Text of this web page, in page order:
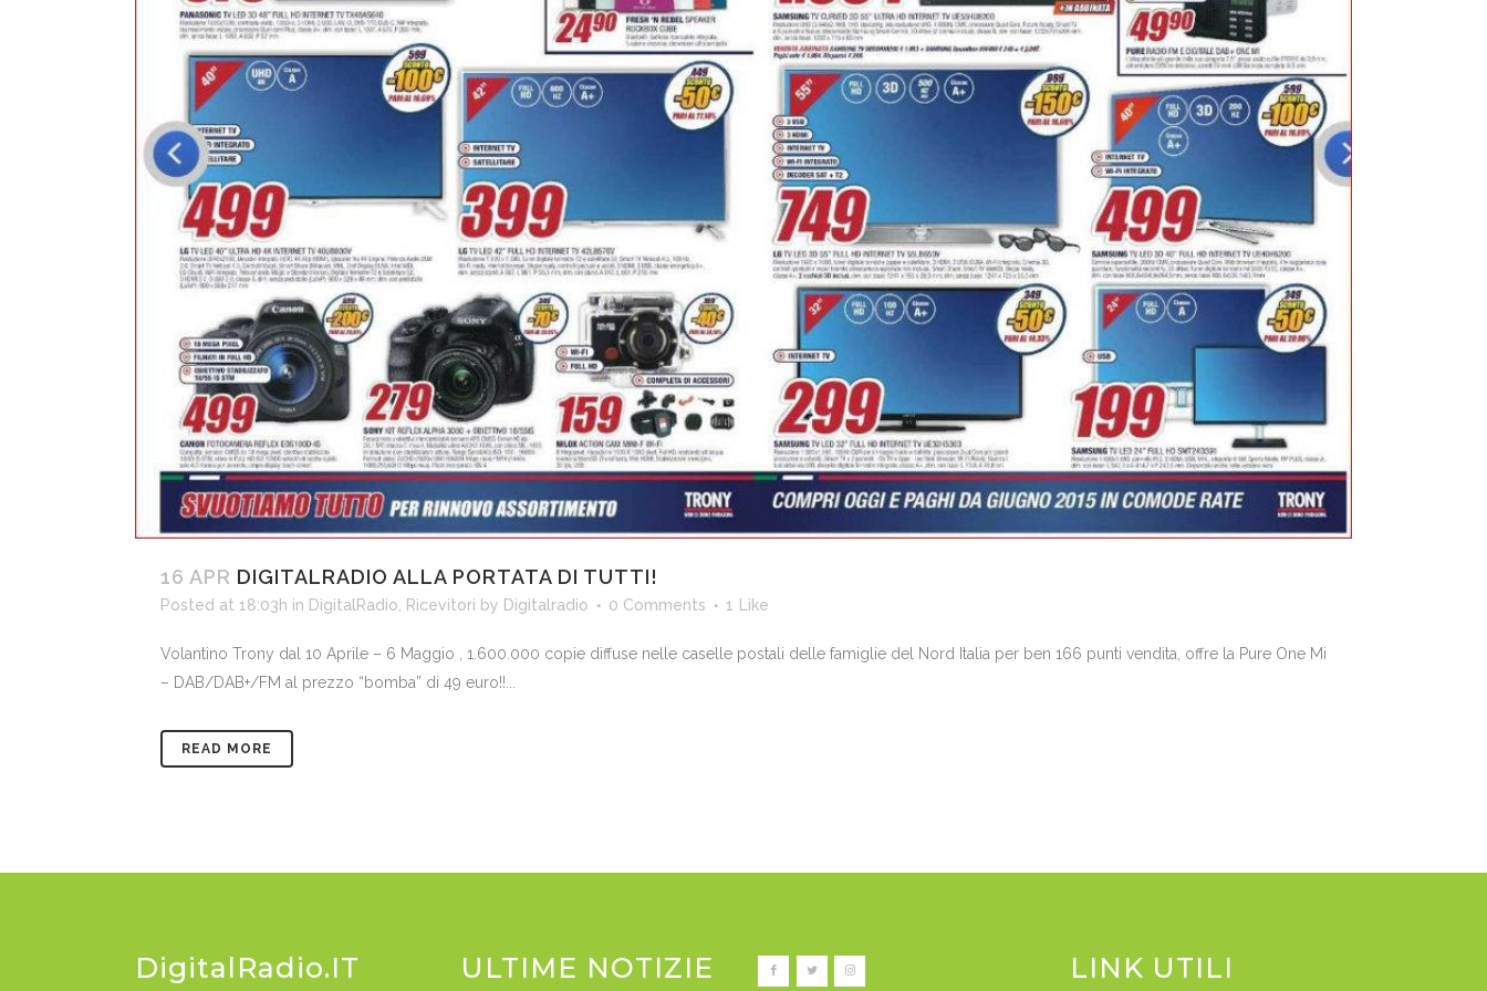
16 APR DIGITALRADIO ALLA PORTATA DI TUTTI!
Posted at 18:03h in DigitalRadio Ricevitori by Digitalradio 0 Comments 1 Like
Volantino Trony dal 10 Aprile – 6 Maggio , 1.600.000 copie diffuse nelle caselle postali delle famiglie del Nord Italia per ben 166 punti vendita, offre la Pure One Mi
– DAB/DAB+/FM al prezzo “bomba” di 49 euro!!...
READ MORE
DigitalRadio.IT ULTIME NOTIZIE LINK UTILI